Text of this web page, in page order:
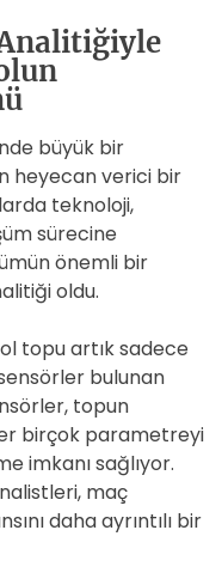
büyük bir
heyecan verici bir
teknoloji,
sürecine
önemli bir
oldu.
topu artık sadece
bulunan
topun
birçok parametreyi
imkanı sağlıyor.
maç
daha ayrıntılı bir